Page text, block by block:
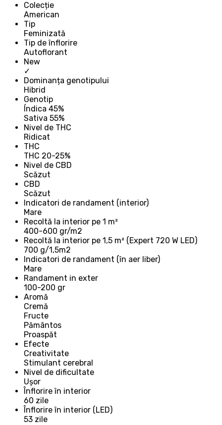
Colecție
American
Tip
Feminizată
Tip de înflorire
Autoflorant
New
✓
Dominanța genotipului
Hibrid
Genotip
Índica 45%
Sativa 55%
Nivel de THC
Ridicat
THC
THC 20-25%
Nivel de CBD
Scăzut
CBD
Scăzut
Indicatori de randament (interior)
Mare
Recoltă la interior pe 1 m²
400-600 gr/m2
Recoltă la interior pe 1,5 m² (Expert 720 W LED)
700 g/1,5m2
Indicatori de randament (în aer liber)
Mare
Randament in exter
100-200 gr
Aromă
Cremă
Fructe
Pământos
Proaspăt
Efecte
Creativitate
Stimulant cerebral
Nivel de dificultate
Ușor
Înflorire în interior
60 zile
Înflorire în interior (LED)
53 zile